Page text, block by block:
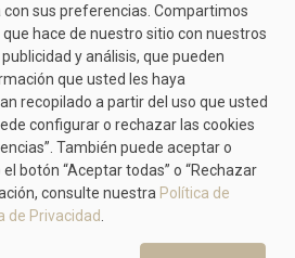
muy sencillo y seguro gracias a
nuestras diferentes formas de
TE PUEDE GUSTAR
CONFORT CLASS
De Cordones Con Tachas
sus preferencias. Compartimos
hace de nuestro sitio con nuestros
y análisis, que pueden
que usted les haya
recopilado a partir del uso que usted
configurar o rechazar las cookies
También puede aceptar o
botón “Aceptar todas” o “Rechazar
consulte nuestra Política de
de Privacidad.